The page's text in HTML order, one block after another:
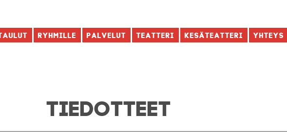
Ryhmille Palvelut Teatteri Kesäteatteri Yhteys
TIEDOTTEET